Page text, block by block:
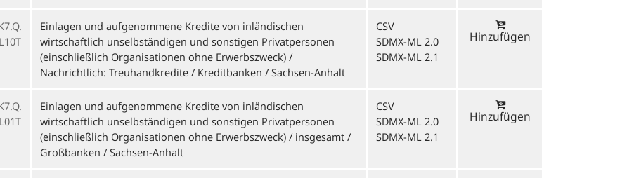
Einlagen und aufgenommene Kredite von inländischen
wirtschaftlich unselbständigen und sonstigen Privatpersonen
(einschließlich Organisationen ohne Erwerbszweck) /
Nachrichtlich: Treuhandkredite / Kreditbanken / Sachsen-Anhalt
CSV
SDMX-ML 2.0
SDMX-ML 2.1
Hinzufügen
Einlagen und aufgenommene Kredite von inländischen
wirtschaftlich unselbständigen und sonstigen Privatpersonen
(einschließlich Organisationen ohne Erwerbszweck) / insgesamt /
Großbanken / Sachsen-Anhalt
CSV
SDMX-ML 2.0
SDMX-ML 2.1
Hinzufügen